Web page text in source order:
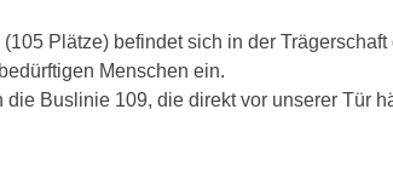
Plätze) befindet sich in der
Menschen ein.
Buslinie 109, die direkt vor unserer Tür